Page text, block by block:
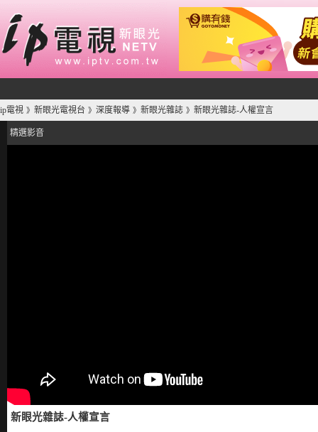
ip電視 》 新眼光電視台 》 深度報導 》 新眼光雜誌 》 新眼光雜誌-人權宣言
精選影音
新眼光雜誌-人權宣言